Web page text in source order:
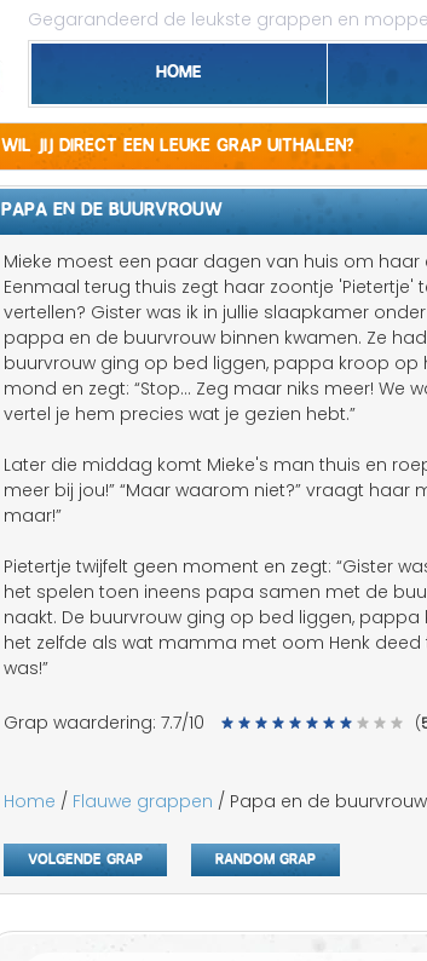
Gegarandeerd de leukste grappen en
Home
Sex
Wil jij direct een leuke grap uithalen?
PAPA EN DE BUURVROUW
Mieke moest een paar dagen van huis om haar
Eenmaal terug thuis zegt haar zoontje 'Pietertje'
vertellen? Gister was ik in jullie slaapkamer
pappa en de buurvrouw binnen kwamen. Ze
buurvrouw ging op bed liggen, pappa kroop op
mond en zegt: “Stop... Zeg maar niks meer! We
vertel je hem precies wat je gezien hebt.”
Later die middag komt Mieke's man thuis en
meer bij jou!” “Maar waarom niet?” vraagt haar
maar!”
Pietertje twijfelt geen moment en zegt: “Gister
het spelen toen ineens papa samen met de
naakt. De buurvrouw ging op bed liggen,
het zelfde als wat mamma met oom Henk
was!”
Grap waardering: 7.7/10 (
Home / Flauwe grappen / Papa en de buurvrouw
Volgende grap Random grap